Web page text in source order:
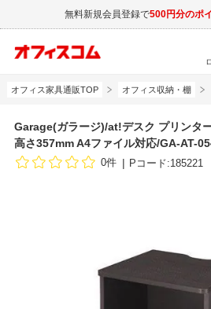
無料新規会員登録で500円分のポ
オフィス家具通販TOP オフィス収納・棚
Garage(ガラージ)/at!デスク プリンタ
高さ357mm A4ファイル対応/GA-AT-
0件 Pコード:185221